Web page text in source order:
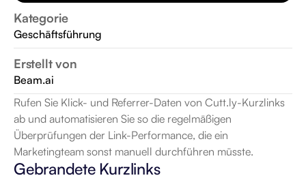
Kategorie
Geschäftsführung
Erstellt von
Beam.ai
Rufen Sie Klick- und Referrer-Daten von Cutt.ly-Kurzlinks
ab und automatisieren Sie so die regelmäßigen
Überprüfungen der Link-Performance, die ein
Marketingteam sonst manuell durchführen müsste.
Gebrandete Kurzlinks